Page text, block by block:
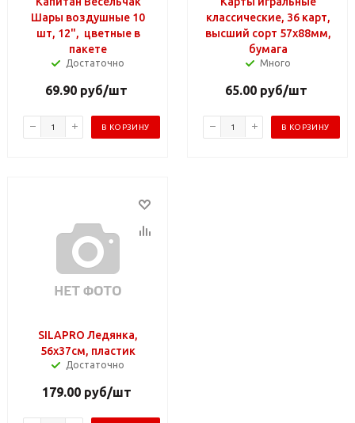
Шары воздушные 10
шт, 12", цветные в
пакете
Достаточно
69.90 руб/шт
В КОРЗИНУ
классические, 36 карт,
высший сорт 57х88мм,
бумага
Много
65.00 руб/шт
В КОРЗИНУ
SILAPRO Ледянка,
56х37см, пластик
Достаточно
179.00руб/шт